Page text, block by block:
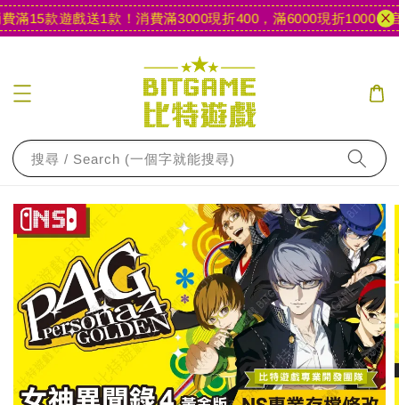
15款遊戲送1款！ 消費滿3000現折400，滿6000現折1000【官
搜尋 / Search (一個字就能搜尋)